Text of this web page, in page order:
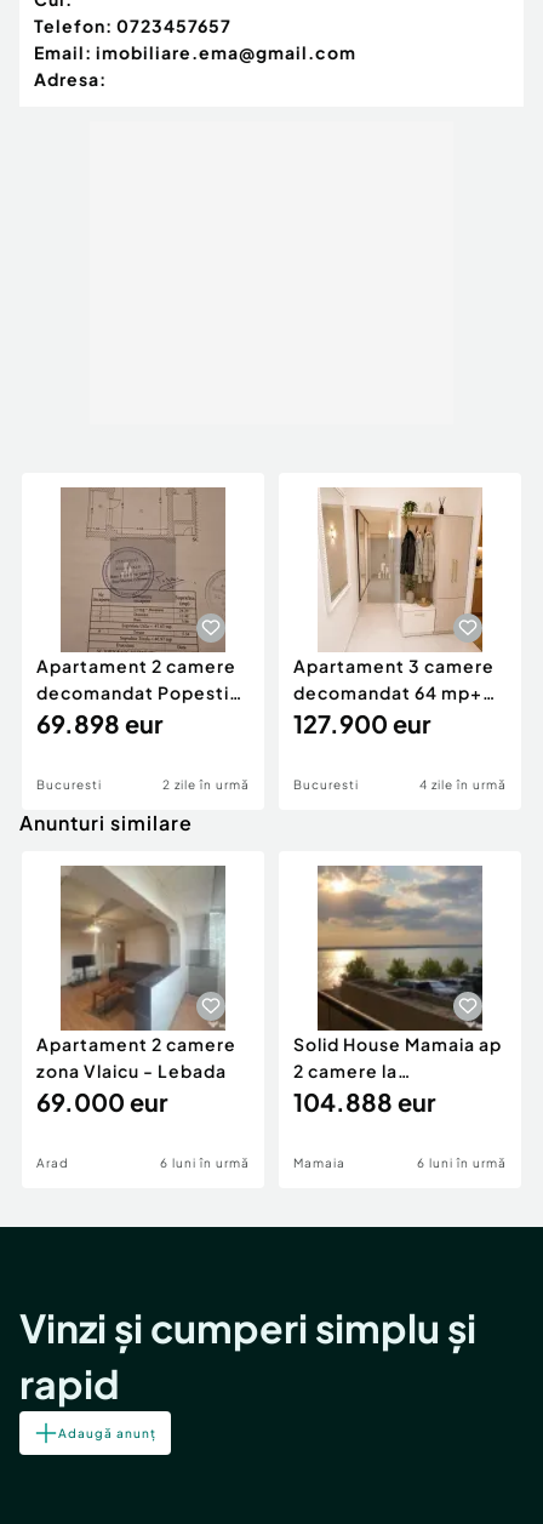
Telefon: 0723457657
Email: imobiliare.ema@gmail.com
Adresa:
Apartament 2 camere
decomandat Popesti
Leordeni
69.898 eur
Bucuresti 2 zile în urmă
Apartament 3 camere
decomandat 64 mp+
pivnita | Titan | R...
127.900 eur
Bucuresti 4 zile în urmă
Anunturi similare
Apartament 2 camere
zona Vlaicu - Lebada
69.000 eur
Arad 6 luni în urmă
Solid House Mamaia ap
2 camere la
cheie,langa Mega
104.888 eur
Mamaia 6 luni în urmă
Vinzi și cumperi simplu și
rapid
Adaugă anunț